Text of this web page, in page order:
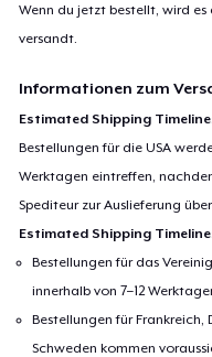
Wenn du jetzt bestellt, wird
versandt.
Informationen zum
Estimated Shipping
Bestellungen für die USA
Werktagen eintreffen,
Spediteur zur Auslieferung
Estimated Shipping
Bestellungen für das
innerhalb von 7–12
Bestellungen für
Schweden kommen